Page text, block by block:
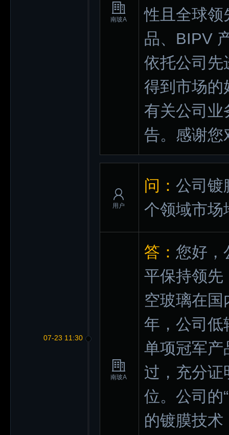
南玻A
性且全球领
品、BIPV
依托公司先
得到市场的
有关公司业
告。感谢您
07-23 11:30
用户
问： 公司镀
个领域市场
南玻A
答： 您好，
平保持领先
空玻璃在
年，公司低
单项冠军产
过，充分证
位。公司的
的镀膜技